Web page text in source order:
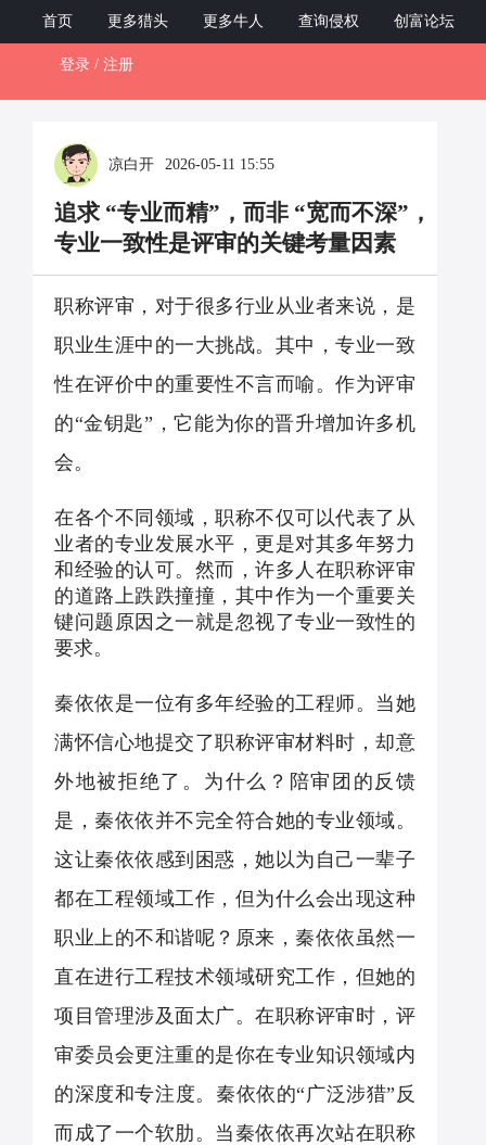
ZCB12345.com
首页 更多猎头 更多牛人 查询侵权 创富论坛
登录 / 注册
凉白开 2026-05-11 15:55
追求 “专业而精”，而非 “宽而不深”，
专业一致性是评审的关键考量因素
职称评审，对于很多行业从业者来说，是
职业生涯中的一大挑战。其中，专业一致
性在评价中的重要性不言而喻。作为评审
的“金钥匙”，它能为你的晋升增加许多机
会。
在各个不同领域，职称不仅可以代表了从
业者的专业发展水平，更是对其多年努力
和经验的认可。然而，许多人在职称评审
的道路上跌跌撞撞，其中作为一个重要关
键问题原因之一就是忽视了专业一致性的
要求。
秦依依是一位有多年经验的工程师。当她
满怀信心地提交了职称评审材料时，却意
外地被拒绝了。为什么？陪审团的反馈
是，秦依依并不完全符合她的专业领域。
这让秦依依感到困惑，她以为自己一辈子
都在工程领域工作，但为什么会出现这种
职业上的不和谐呢？原来，秦依依虽然一
直在进行工程技术领域研究工作，但她的
项目管理涉及面太广。在职称评审时，评
审委员会更注重的是你在专业知识领域内
的深度和专注度。秦依依的“广泛涉猎” 反
而成了一个软肋。当秦依依再次站在职称